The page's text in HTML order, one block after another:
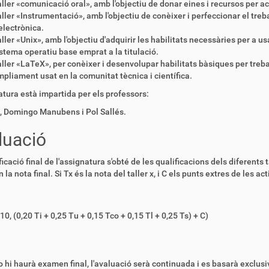
«comunicació oral», amb l'objectiu de donar eines i recursos per
«Instrumentació», amb l'objectiu de conèixer i perfeccionar el
«Unix», amb l'objectiu d'adquirir les habilitats necessàries per a
operatiu base emprat a la titulació.
«LaTeX», per conèixer i desenvolupar habilitats bàsiques per
usat en la comunitat tècnica i científica.
està impartida per els professors:
Domingo Manubens i Pol Sallés.
final de l'assignatura s'obté de les qualificacions dels
la nota final. Si Tx és la nota del taller x, i C els punts extres de les
(0,20 Ti + 0,25 Tu + 0,15 Tco + 0,15 Tl + 0,25 Ts) + C)
hi haurà examen final, l'avaluació serà continuada i es basarà